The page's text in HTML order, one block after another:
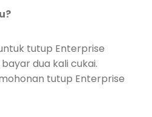
tutup Enterprise
dua kali cukai.
tutup Enterprise